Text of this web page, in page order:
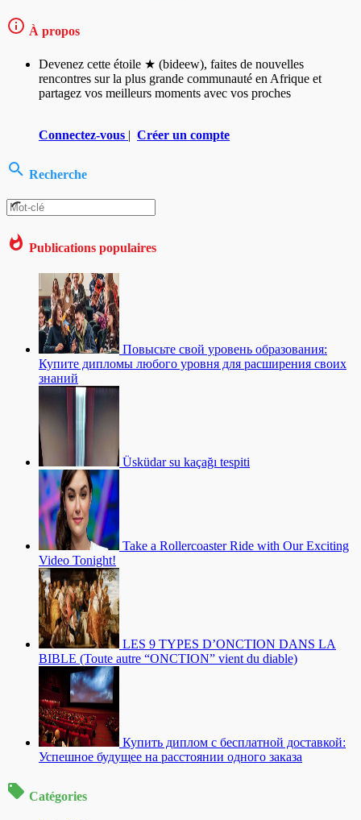
À propos
Devenez cette étoile ★ (bideew), faites de nouvelles
rencontres sur la plus grande communauté en Afrique et
partagez vos meilleurs moments avec vos proches
Connectez-vous | Créer un compte
Recherche
Publications populaires
Повысьте свой уровень образования:
Купите дипломы любого уровня для расширения своих
знаний
Üsküdar su kaçağı tespiti
Take a Rollercoaster Ride with Our Exciting
Video Tonight!
LES 9 TYPES D’ONCTION DANS LA
BIBLE (Toute autre “ONCTION” vient du diable)
Купить диплом с бесплатной доставкой:
Успешное будущее на расстоянии одного заказа
Catégories